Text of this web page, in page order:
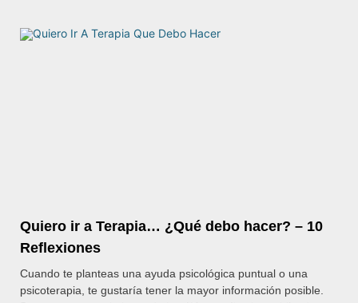
Quiero ir a Terapia… ¿Qué debo hacer? – 10
Reflexiones
Cuando te planteas una ayuda psicológica puntual o una
psicoterapia, te gustaría tener la mayor información posible.